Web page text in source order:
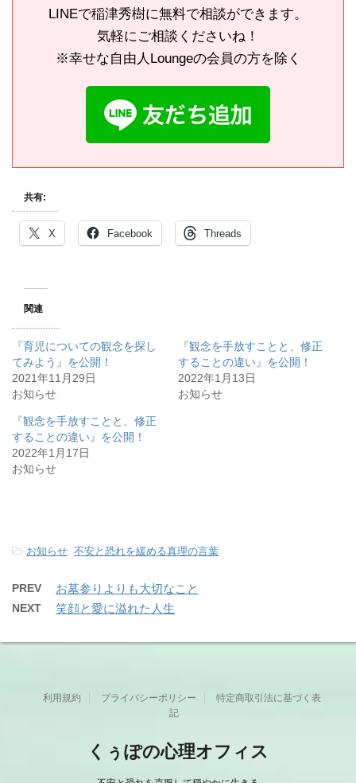
LINEで稲津秀樹に無料で相談ができます。
気軽にご相談くださいね！
※幸せな自由人Loungeの会員の方を除く
共有:
X Facebook Threads
関連
『育児についての観念を探し
てみよう』を公開！
2021年11月29日
お知らせ
『観念を手放すことと、修正
することの違い』を公開！
2022年1月13日
お知らせ
『観念を手放すことと、修正
することの違い』を公開！
2022年1月17日
お知らせ
-お知らせ 不安と恐れを緩める真理の言葉
PREV お墓参りよりも大切なこと
NEXT 笑顔と愛に溢れた人生
利用規約 プライバシーポリシー
特定商取引法に基づく表
記
くぅぽの心理オフィス